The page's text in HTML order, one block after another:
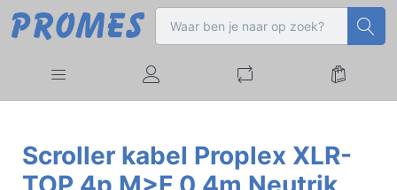
Scroller kabel Proplex XLR-